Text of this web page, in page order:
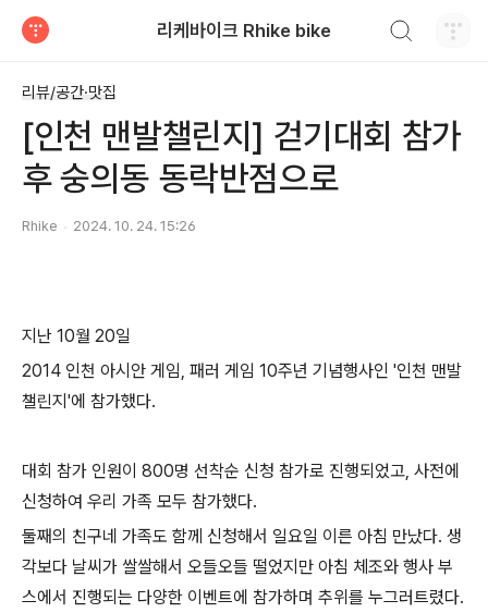
리케바이크 Rhike bike
리뷰/공간·맛집
[인천 맨발챌린지] 걷기대회 참가
후 숭의동 동락반점으로
Rhike 2024. 10. 24. 15:26
지난 10월 20일
2014 인천 아시안 게임, 패러 게임 10주년 기념행사인 '인천 맨발
챌린지'에 참가했다.
대회 참가 인원이 800명 선착순 신청 참가로 진행되었고, 사전에
신청하여 우리 가족 모두 참가했다.
둘째의 친구네 가족도 함께 신청해서 일요일 이른 아침 만났다. 생
각보다 날씨가 쌀쌀해서 오들오들 떨었지만 아침 체조와 행사 부
스에서 진행되는 다양한 이벤트에 참가하며 추위를 누그러트렸다.